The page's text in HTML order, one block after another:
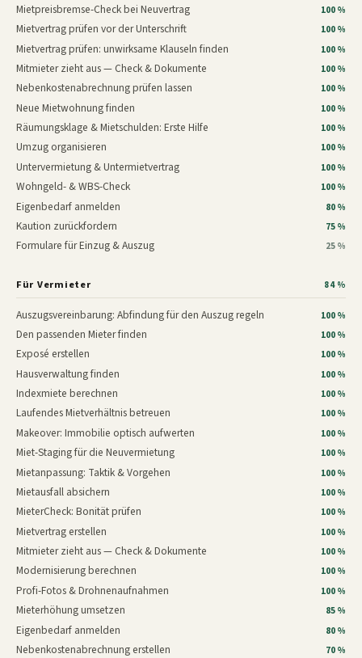
Mietpreisbremse-Check bei Neuvertrag 100 %
Mietvertrag prüfen vor der Unterschrift 100 %
Mietvertrag prüfen: unwirksame Klauseln finden 100 %
Mitmieter zieht aus — Check & Dokumente 100 %
Nebenkostenabrechnung prüfen lassen 100 %
Neue Mietwohnung finden 100 %
Räumungsklage & Mietschulden: Erste Hilfe 100 %
Umzug organisieren 100 %
Untervermietung & Untermietvertrag 100 %
Wohngeld- & WBS-Check 100 %
Eigenbedarf anmelden 80 %
Kaution zurückfordern 75 %
Formulare für Einzug & Auszug 25 %
Für Vermieter 84 %
Auszugsvereinbarung: Abfindung für den Auszug regeln 100 %
Den passenden Mieter finden 100 %
Exposé erstellen 100 %
Hausverwaltung finden 100 %
Indexmiete berechnen 100 %
Laufendes Mietverhältnis betreuen 100 %
Makeover: Immobilie optisch aufwerten 100 %
Miet-Staging für die Neuvermietung 100 %
Mietanpassung: Taktik & Vorgehen 100 %
Mietausfall absichern 100 %
MieterCheck: Bonität prüfen 100 %
Mietvertrag erstellen 100 %
Mitmieter zieht aus — Check & Dokumente 100 %
Modernisierung berechnen 100 %
Profi-Fotos & Drohnenaufnahmen 100 %
Mieterhöhung umsetzen 85 %
Eigenbedarf anmelden 80 %
Nebenkostenabrechnung erstellen 70 %